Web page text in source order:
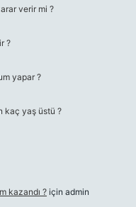
verir mi ?
?
yapar ?
kaç yaş üstü ?
kazandı ? için admin